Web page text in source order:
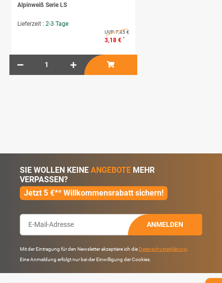
Alpinweiß Serie LS
Lieferzeit : 2-3 Tage
UVP:7,45 €
3,18 € *
SIE WOLLEN KEINE ANGEBOTE MEHR
VERPASSEN?
Jetzt 5 €** Willkommensrabatt sichern!
ANMELDEN
Mit der Eintragung für den Newsletter akzeptiere ich die Datenschutzerklärung
Eine Anmeldung erfolgt nur bei der Einwilligung der Cookies.